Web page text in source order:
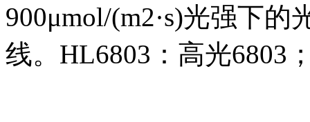
900μmol/(m2·s)光强下
线。HL6803：高光6803